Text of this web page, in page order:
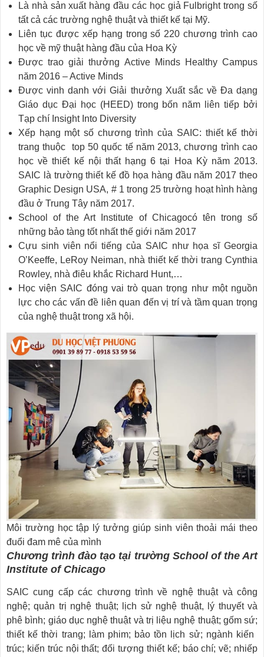
Là nhà sản xuất hàng đầu các học giả Fulbright trong số
tất cả các trường nghệ thuật và thiết kế tại Mỹ.
Liên tục được xếp hạng trong số 220 chương trình cao
học về mỹ thuật hàng đầu của Hoa Kỳ
Được trao giải thưởng Active Minds Healthy Campus
năm 2016 – Active Minds
Được vinh danh với Giải thưởng Xuất sắc về Đa dạng
Giáo dục Đại học (HEED) trong bốn năm liên tiếp bởi
Tạp chí Insight Into Diversity
Xếp hạng một số chương trình của SAIC: thiết kế thời
trang thuộc top 50 quốc tế năm 2013, chương trình cao
học về thiết kế nội thất hạng 6 tại Hoa Kỳ năm 2013.
SAIC là trường thiết kế đồ họa hàng đầu năm 2017 theo
Graphic Design USA, # 1 trong 25 trường hoạt hình hàng
đầu ở Trung Tây năm 2017.
School of the Art Institute of Chicagocó tên trong số
những bảo tàng tốt nhất thế giới năm 2017
Cựu sinh viên nổi tiếng của SAIC như họa sĩ Georgia
O’Keeffe, LeRoy Neiman, nhà thiết kế thời trang Cynthia
Rowley, nhà điêu khắc Richard Hunt,…
Học viện SAIC đóng vai trò quan trọng như một nguồn
lực cho các vấn đề liên quan đến vị trí và tầm quan trọng
của nghệ thuật trong xã hội.
Môi trường học tập lý tưởng giúp sinh viên thoải mái theo
đuổi đam mê của mình
Chương trình đào tạo tại trường School of the Art
Institute of Chicago
SAIC cung cấp các chương trình về nghệ thuật và công
nghệ; quản trị nghệ thuật; lịch sử nghệ thuật, lý thuyết và
phê bình; giáo dục nghệ thuật và trị liệu nghệ thuật; gốm sứ;
thiết kế thời trang; làm phim; bảo tồn lịch sử; ngành kiến ​​
trúc; kiến trúc nội thất; đối tượng thiết kế; báo chí; vẽ; nhiếp